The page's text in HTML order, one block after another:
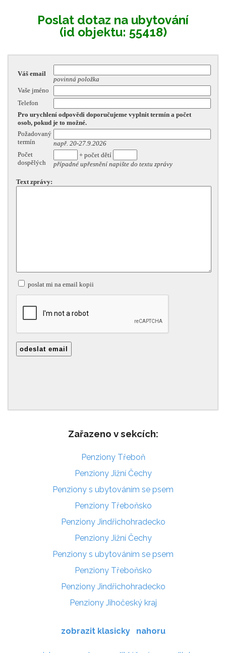
Poslat dotaz na ubytování
(id objektu: 55418)
Zařazeno v sekcích:
Penziony Třeboň
Penziony Jižní Čechy
Penziony s ubytováním se psem
Penziony Třeboňsko
Penziony Jindřichohradecko
Penziony Jižní Čechy
Penziony s ubytováním se psem
Penziony Třeboňsko
Penziony Jindřichohradecko
Penziony Jihočeský kraj
zobrazit klasicky nahoru